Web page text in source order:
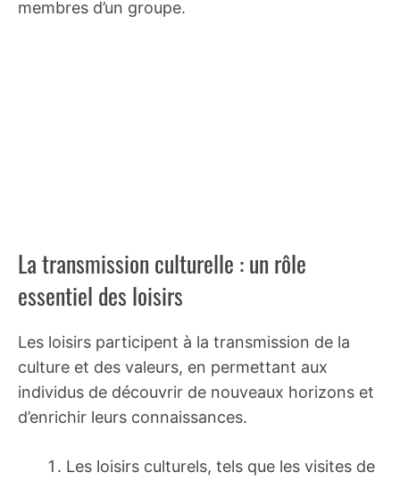
membres d’un groupe.
La transmission culturelle : un rôle
essentiel des loisirs
Les loisirs participent à la transmission de la
culture et des valeurs, en permettant aux
individus de découvrir de nouveaux horizons et
d’enrichir leurs connaissances.
Les loisirs culturels, tels que les visites de